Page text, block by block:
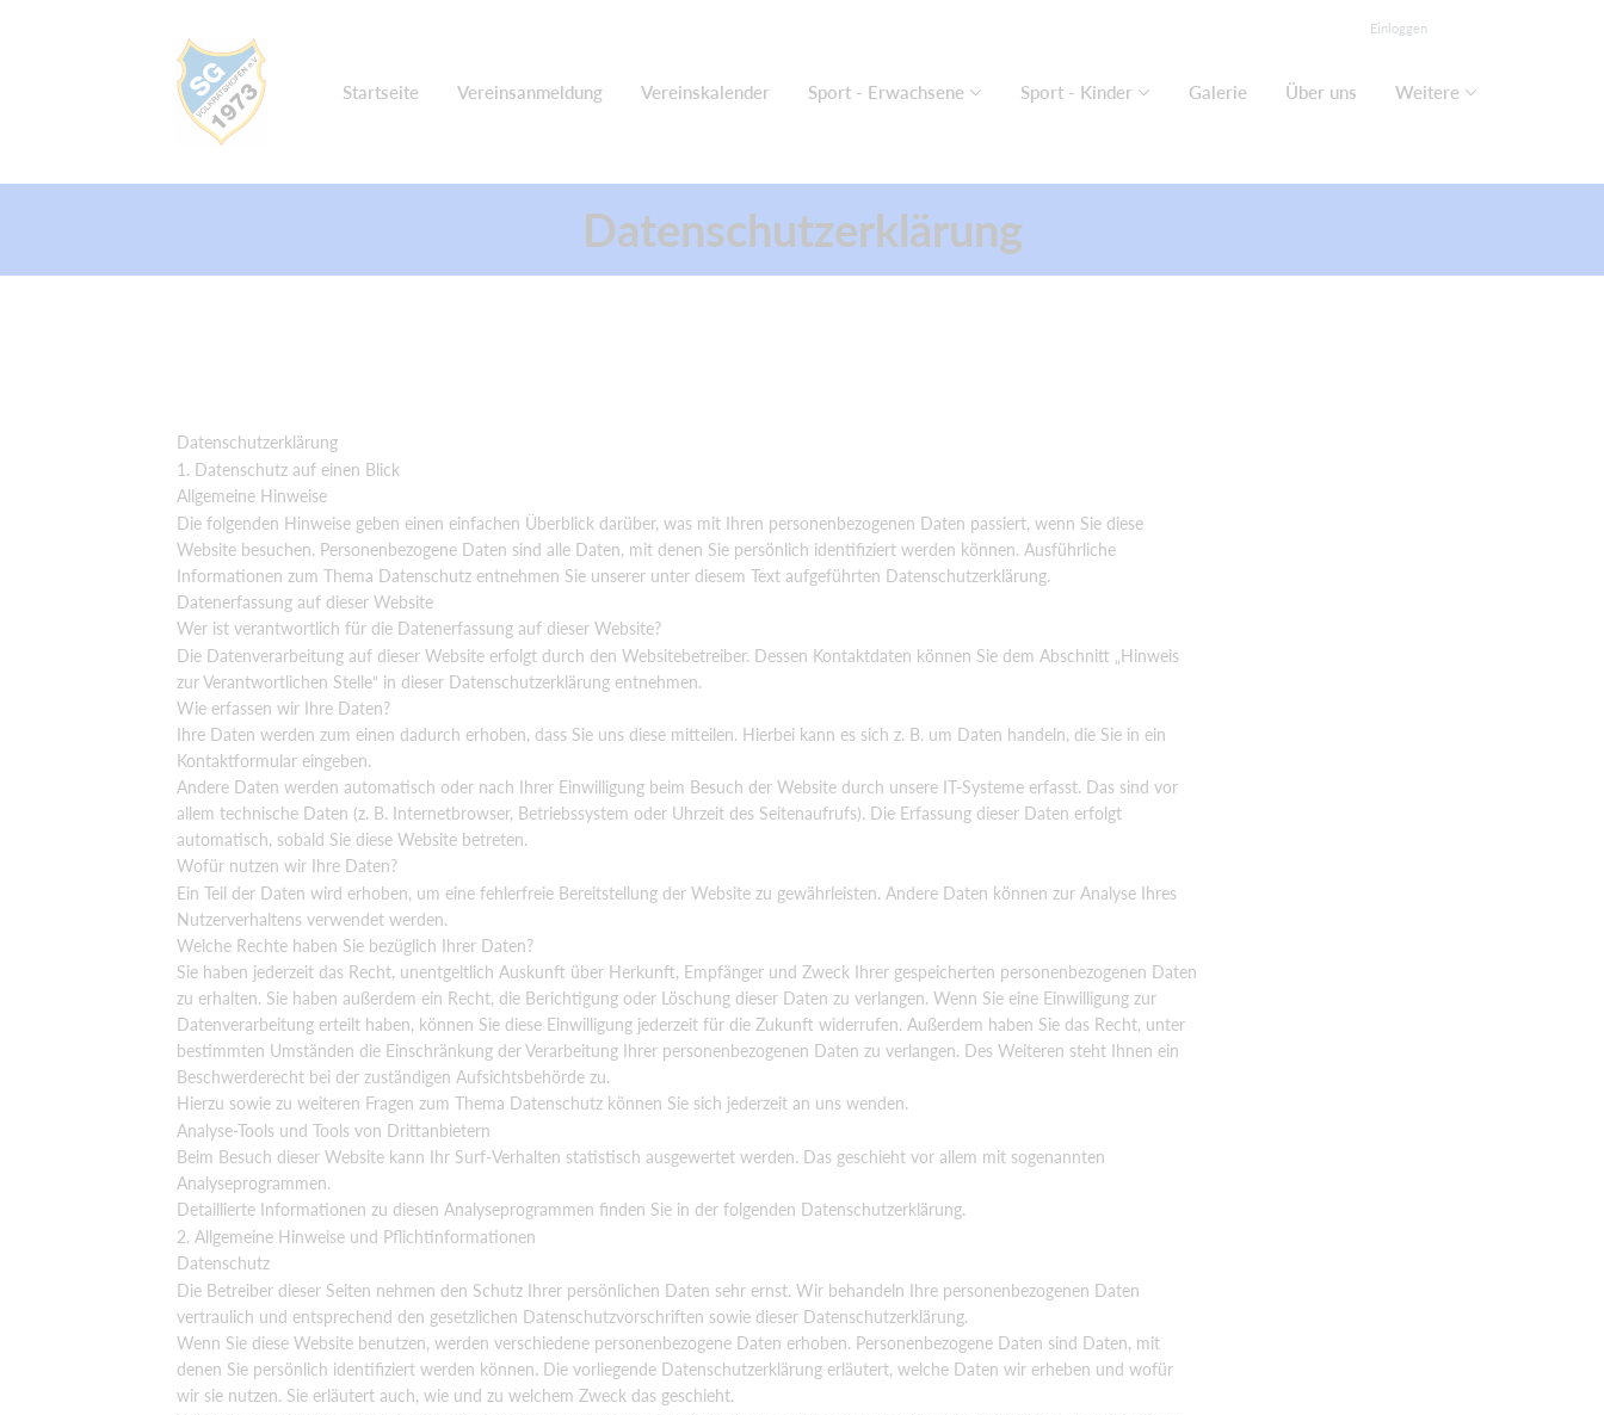
Einloggen
Startseite Vereinsanmeldung Vereinskalender Sport - Erwachsene Sport - Kinder Galerie Über uns Weitere
Datenschutzerklärung
Datenschutz­erklärung
1. Datenschutz auf einen Blick
Allgemeine Hinweise
Die folgenden Hinweise geben einen einfachen Überblick darüber, was mit Ihren personenbezogenen Daten passiert, wenn Sie diese
Website besuchen. Personenbezogene Daten sind alle Daten, mit denen Sie persönlich identifiziert werden können. Ausführliche
Informationen zum Thema Datenschutz entnehmen Sie unserer unter diesem Text aufgeführten Datenschutzerklärung.
Datenerfassung auf dieser Website
Wer ist verantwortlich für die Datenerfassung auf dieser Website?
Die Datenverarbeitung auf dieser Website erfolgt durch den Websitebetreiber. Dessen Kontaktdaten können Sie dem Abschnitt „Hinweis
zur Verantwortlichen Stelle“ in dieser Datenschutzerklärung entnehmen.
Wie erfassen wir Ihre Daten?
Ihre Daten werden zum einen dadurch erhoben, dass Sie uns diese mitteilen. Hierbei kann es sich z. B. um Daten handeln, die Sie in ein
Kontaktformular eingeben.
Andere Daten werden automatisch oder nach Ihrer Einwilligung beim Besuch der Website durch unsere IT-Systeme erfasst. Das sind vor
allem technische Daten (z. B. Internetbrowser, Betriebssystem oder Uhrzeit des Seitenaufrufs). Die Erfassung dieser Daten erfolgt
automatisch, sobald Sie diese Website betreten.
Wofür nutzen wir Ihre Daten?
Ein Teil der Daten wird erhoben, um eine fehlerfreie Bereitstellung der Website zu gewährleisten. Andere Daten können zur Analyse Ihres
Nutzerverhaltens verwendet werden.
Welche Rechte haben Sie bezüglich Ihrer Daten?
Sie haben jederzeit das Recht, unentgeltlich Auskunft über Herkunft, Empfänger und Zweck Ihrer gespeicherten personenbezogenen Daten
zu erhalten. Sie haben außerdem ein Recht, die Berichtigung oder Löschung dieser Daten zu verlangen. Wenn Sie eine Einwilligung zur
Datenverarbeitung erteilt haben, können Sie diese Einwilligung jederzeit für die Zukunft widerrufen. Außerdem haben Sie das Recht, unter
bestimmten Umständen die Einschränkung der Verarbeitung Ihrer personenbezogenen Daten zu verlangen. Des Weiteren steht Ihnen ein
Beschwerderecht bei der zuständigen Aufsichtsbehörde zu.
Hierzu sowie zu weiteren Fragen zum Thema Datenschutz können Sie sich jederzeit an uns wenden.
Analyse-Tools und Tools von Dritt­anbietern
Beim Besuch dieser Website kann Ihr Surf-Verhalten statistisch ausgewertet werden. Das geschieht vor allem mit sogenannten
Analyseprogrammen.
Detaillierte Informationen zu diesen Analyseprogrammen finden Sie in der folgenden Datenschutzerklärung.
2. Allgemeine Hinweise und Pflicht­informationen
Datenschutz
Die Betreiber dieser Seiten nehmen den Schutz Ihrer persönlichen Daten sehr ernst. Wir behandeln Ihre personenbezogenen Daten
vertraulich und entsprechend den gesetzlichen Datenschutzvorschriften sowie dieser Datenschutzerklärung.
Wenn Sie diese Website benutzen, werden verschiedene personenbezogene Daten erhoben. Personenbezogene Daten sind Daten, mit
denen Sie persönlich identifiziert werden können. Die vorliegende Datenschutzerklärung erläutert, welche Daten wir erheben und wofür
wir sie nutzen. Sie erläutert auch, wie und zu welchem Zweck das geschieht.